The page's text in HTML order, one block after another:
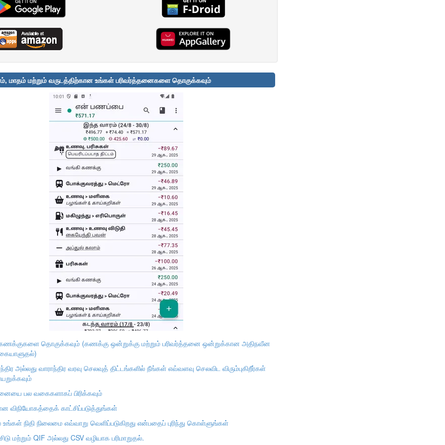
மாதம் மற்றும் வருடத்திற்கான உங்கள் பரிவர்த்தனைகளை தொகுக்கவும்
தொகுக்கவும் (கணக்கு ஒன்றுக்கு மற்றும் பரிவர்த்தனை ஒன்றுக்கான அதிநவீன
கையாளுதல்)
அல்லது வாராந்திர வரவு செலவுத் திட்டங்களில் நீங்கள் எவ்வளவு செலவிட விரும்புகிறீர்கள்
பல வகைகளாகப் பிரிக்கவும்
விநியோகத்தைக் காட்சிப்படுத்துங்கள்
நிதி நிலைமை எவ்வாறு வெளிப்படுகிறது என்பதைப் புரிந்து கொள்ளுங்கள்
மற்றும் QIF அல்லது CSV வழியாக பரிமாறுதல்.